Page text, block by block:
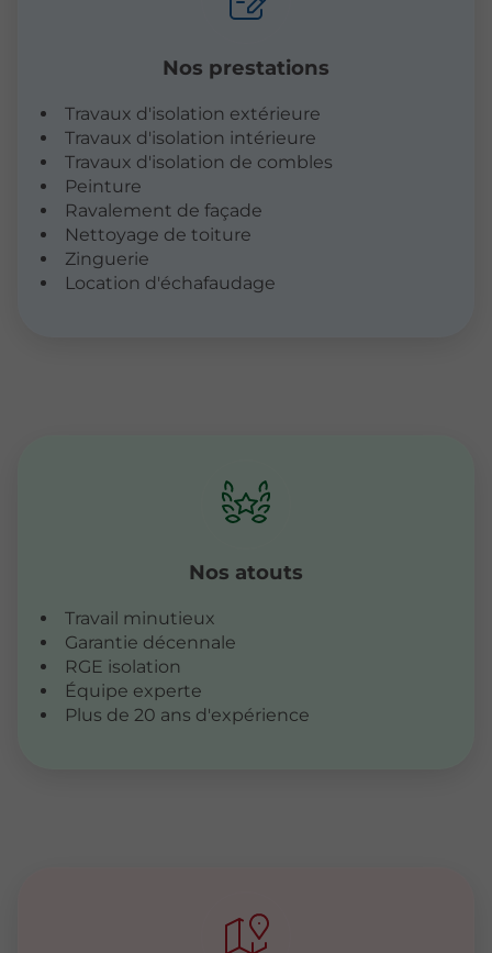
Nos prestations
Travaux d'isolation extérieure
Travaux d'isolation intérieure
Travaux d'isolation de combles
Peinture
Ravalement de façade
Nettoyage de toiture
Zinguerie
Location d'échafaudage
Nos atouts
Travail minutieux
Garantie décennale
RGE isolation
Équipe experte
Plus de 20 ans d'expérience